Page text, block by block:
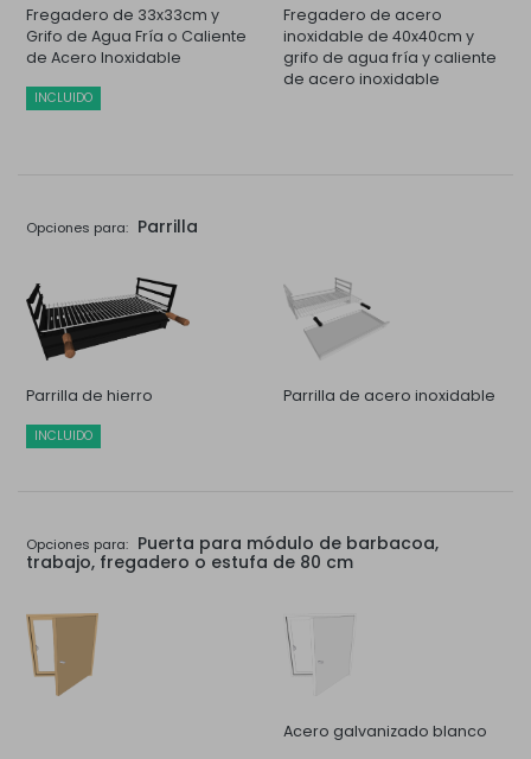
Fregadero de 33x33cm y
Grifo de Agua Fría o Caliente
de Acero Inoxidable
INCLUIDO
Fregadero de acero
inoxidable de 40x40cm y
grifo de agua fría y caliente
de acero inoxidable
Opciones para: Parrilla
Parrilla de hierro
INCLUIDO
Parrilla de acero inoxidable
Opciones para: Puerta para módulo de barbacoa,
trabajo, fregadero o estufa de 80 cm
Acero galvanizado blanco